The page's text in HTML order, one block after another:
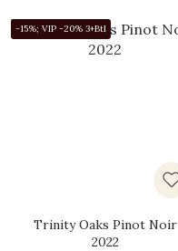
-15%; VIP -20% 3+Btl
Trinity Oaks Pinot Noir
2022